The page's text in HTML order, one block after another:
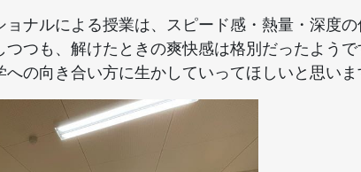
ナルによる授業は、スピード感・熱量・深度
つつも、解けたときの爽快感は格別だったよう
の向き合い方に生かしていってほしいと思いま